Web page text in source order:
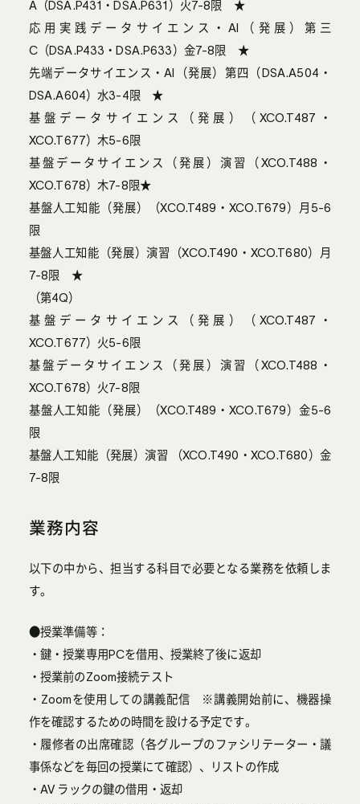
A（DSA.P431・DSA.P631）火7-8限 ★
応用実践データサイエンス・AI（発展）第三
C（DSA.P433・DSA.P633）金7-8限 ★
先端データサイエンス・AI（発展）第四（DSA.A504・
DSA.A604）水3-4限 ★
基盤データサイエンス（発展）（XCO.T487・
XCO.T677）木5-6限
基盤データサイエンス（発展）演習（XCO.T488・
XCO.T678）木7-8限★
基盤人工知能（発展）（XCO.T489・XCO.T679）月5-6
限
基盤人工知能（発展）演習（XCO.T490・XCO.T680）月
7-8限 ★
（第4Q）
基盤データサイエンス（発展）（XCO.T487・
XCO.T677）火5-6限
基盤データサイエンス（発展）演習（XCO.T488・
XCO.T678）火7-8限
基盤人工知能（発展）（XCO.T489・XCO.T679）金5-6
限
基盤人工知能（発展）演習 （XCO.T490・XCO.T680）金
7-8限
業務内容
以下の中から、担当する科目で必要となる業務を依頼しま
す。
●授業準備等：
・鍵・授業専用PCを借用、授業終了後に返却
・授業前のZoom接続テスト
・Zoomを使用しての講義配信 ※講義開始前に、機器操
作を確認するための時間を設ける予定です。
・履修者の出席確認（各グループのファシリテーター・議
事係などを毎回の授業にて確認）、リストの作成
・AV ラックの鍵の借用・返却